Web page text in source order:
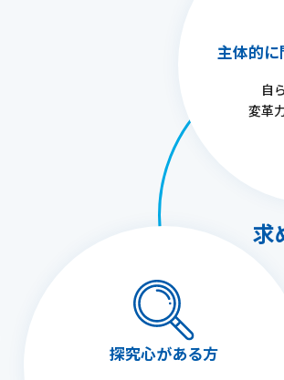
求
主体的に
自
変革
探究心がある方